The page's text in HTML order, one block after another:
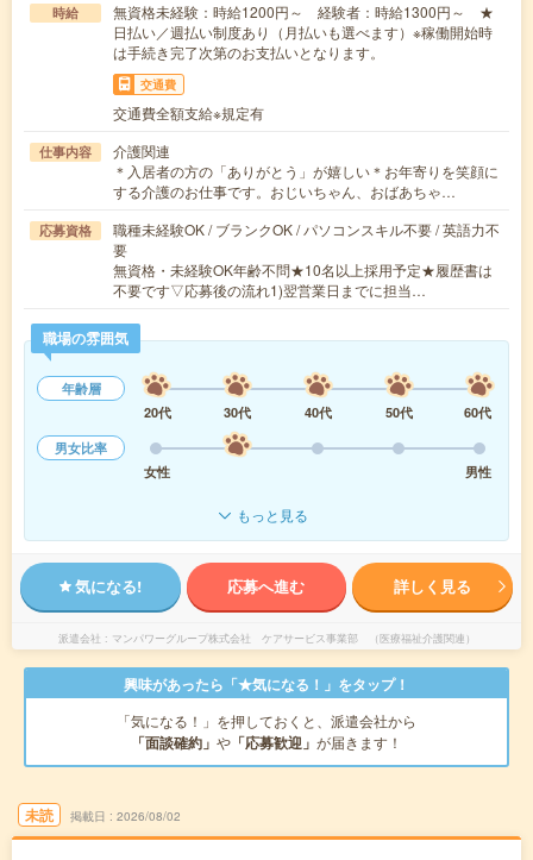
時給
無資格未経験：時給1200円～ 経験者：時給1300円～ ★
日払い／週払い制度あり（月払いも選べます）※稼働開始時
は手続き完了次第のお支払いとなります。
交通費
交通費全額支給※規定有
仕事内容
介護関連
＊入居者の方の「ありがとう」が嬉しい＊お年寄りを笑顔に
する介護のお仕事です。おじいちゃん、おばあちゃ…
応募資格
職種未経験OK / ブランクOK / パソコンスキル不要 / 英語力不
要
無資格・未経験OK年齢不問★10名以上採用予定★履歴書は
不要です▽応募後の流れ1)翌営業日までに担当…
職場の雰囲気
年齢層
20代
30代 40代 50代
60代
男女比率
女性
男性
もっと見る
気になる! 応募へ進む 詳しく見る
派遣会社 マンパワーグループ株式会社 ケアサービス事業部 （医療福祉介護関連）
興味があったら「★気になる！」をタップ！
「気になる！」を押しておくと、派遣会社から
「面談確約」 や 「応募歓迎」 が届きます！
未読 掲載日 2026/08/02